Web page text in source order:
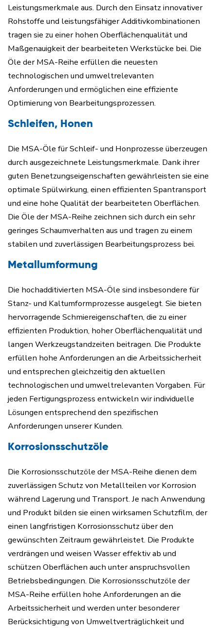
Leistungsmerkmale aus. Durch den Einsatz innovativer
Rohstoffe und leistungsfähiger Additivkombinationen
tragen sie zu einer hohen Oberflächenqualität und
Maßgenauigkeit der bearbeiteten Werkstücke bei. Die
Öle der MSA-Reihe erfüllen die neuesten
technologischen und umweltrelevanten
Anforderungen und ermöglichen eine effiziente
Optimierung von Bearbeitungsprozessen.
Schleifen, Honen
Die MSA-Öle für Schleif- und Honprozesse überzeugen
durch ausgezeichnete Leistungsmerkmale. Dank ihrer
guten Benetzungseigenschaften gewährleisten sie eine
optimale Spülwirkung, einen effizienten Spantransport
und eine hohe Qualität der bearbeiteten Oberflächen.
Die Öle der MSA-Reihe zeichnen sich durch ein sehr
geringes Schaumverhalten aus und tragen zu einem
stabilen und zuverlässigen Bearbeitungsprozess bei.
Metallumformung
Die hochadditivierten MSA-Öle sind insbesondere für
Stanz- und Kaltumformprozesse ausgelegt. Sie bieten
hervorragende Schmiereigenschaften, die zu einer
effizienten Produktion, hoher Oberflächenqualität und
langen Werkzeugstandzeiten beitragen. Die Produkte
erfüllen hohe Anforderungen an die Arbeitssicherheit
und entsprechen gleichzeitig den aktuellen
technologischen und umweltrelevanten Vorgaben. Für
jeden Fertigungsprozess entwickeln wir individuelle
Lösungen entsprechend den spezifischen
Anforderungen unserer Kunden.
Korrosionsschutzöle
Die Korrosionsschutzöle der MSA-Reihe dienen dem
zuverlässigen Schutz von Metallteilen vor Korrosion
während Lagerung und Transport. Je nach Anwendung
und Produkt bilden sie einen wirksamen Schutzfilm, der
einen langfristigen Korrosionsschutz über den
gewünschten Zeitraum gewährleistet. Die Produkte
verdrängen und weisen Wasser effektiv ab und
schützen Oberflächen auch unter anspruchsvollen
Betriebsbedingungen. Die Korrosionsschutzöle der
MSA-Reihe erfüllen hohe Anforderungen an die
Arbeitssicherheit und werden unter besonderer
Berücksichtigung von Umweltverträglichkeit und